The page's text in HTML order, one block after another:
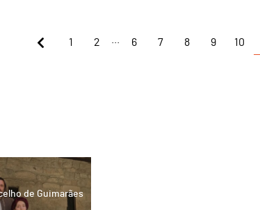
1 2 6 7 8 9 10
de Guimarães